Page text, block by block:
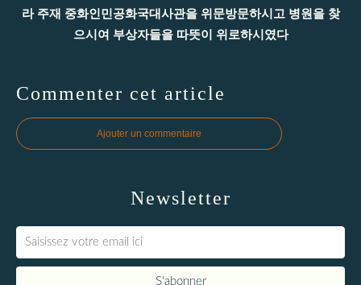
라 주재 중화인민공화국대사관을 위문방문하시고 병원을 찾
으시여 부상자들을 따뜻이 위로하시였다
Commenter cet article
Ajouter un commentaire
Newsletter